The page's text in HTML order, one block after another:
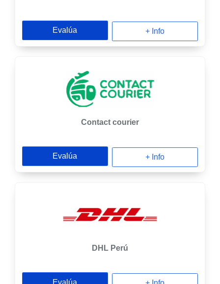
Evalúa + Info
Contact courier
Evalúa + Info
DHL Perú
Evalúa